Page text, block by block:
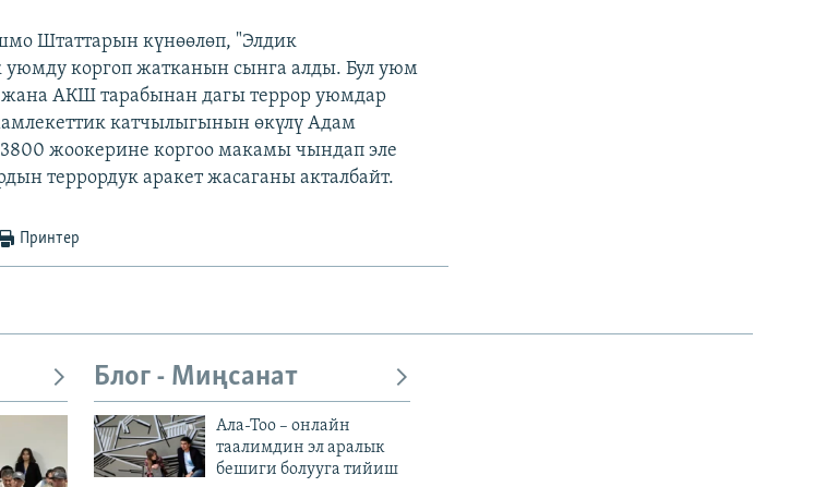
Штаттарын күнөөлөп, "Элдик
коргоп жатканын сынга алды. Бул уюм
АКШ тарабынан дагы террор уюмдар
катчылыгынын өкүлү Адам
жоокерине коргоо макамы чындап эле
террордук аракет жасаганы акталбайт.
Принтер
Блог - Миңсанат
Ала-Тоо – онлайн
таалимдин эл аралык
бешиги болууга тийиш